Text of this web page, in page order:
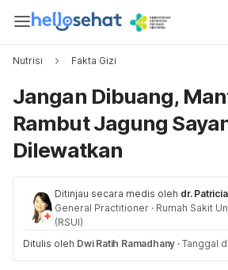
Nutrisi Fakta Gizi
Jangan Dibuang,
Rambut Jagung
Dilewatkan
Ditinjau secara medis oleh dr.
General Practitioner · Rumah Sakit
(RSUI)
Ditulis oleh Dwi Ratih Ramadhany · Tanggal